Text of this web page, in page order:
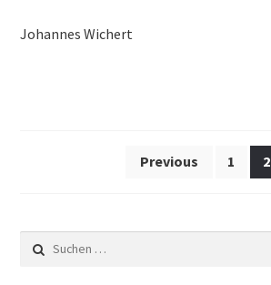
Johannes Wichert
Beitragsnavigation
Previous 1 2
Suchen
nach: